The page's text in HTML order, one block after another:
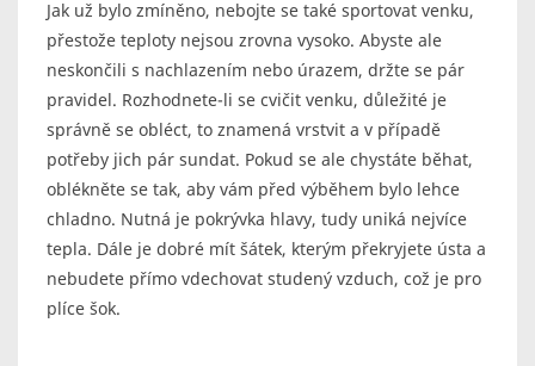
Jak už bylo zmíněno, nebojte se také sportovat venku,
přestože teploty nejsou zrovna vysoko. Abyste ale
neskončili s nachlazením nebo úrazem, držte se pár
pravidel. Rozhodnete-li se cvičit venku, důležité je
správně se obléct, to znamená vrstvit a v případě
potřeby jich pár sundat. Pokud se ale chystáte běhat,
oblékněte se tak, aby vám před výběhem bylo lehce
chladno. Nutná je pokrývka hlavy, tudy uniká nejvíce
tepla. Dále je dobré mít šátek, kterým překryjete ústa a
nebudete přímo vdechovat studený vzduch, což je pro
plíce šok.